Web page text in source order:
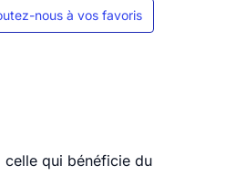
nous à vos favoris
celle qui bénéficie du